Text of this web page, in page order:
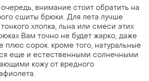
внимание стоит обратить на
сшиты брюки. Для лета лучше
хлопка, льна или смеси этих
Вам точно не будет жарко, даже
плюс сорок. кроме того, натуральные
еще и естественными солнечными
кожу от вредного